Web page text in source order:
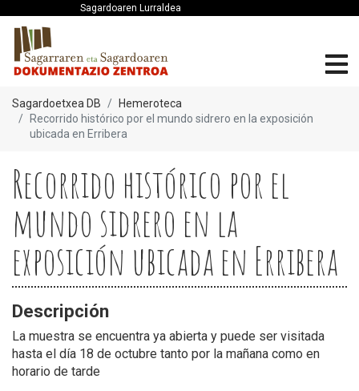
Sagardoaren Lurraldea
Sagardoetxea DB
Hemeroteca
Recorrido histórico por el mundo sidrero en la exposición
ubicada en Erribera
Recorrido histórico por el
mundo sidrero en la
exposición ubicada en Erribera
Descripción
La muestra se encuentra ya abierta y puede ser visitada
hasta el día 18 de octubre tanto por la mañana como en
horario de tarde